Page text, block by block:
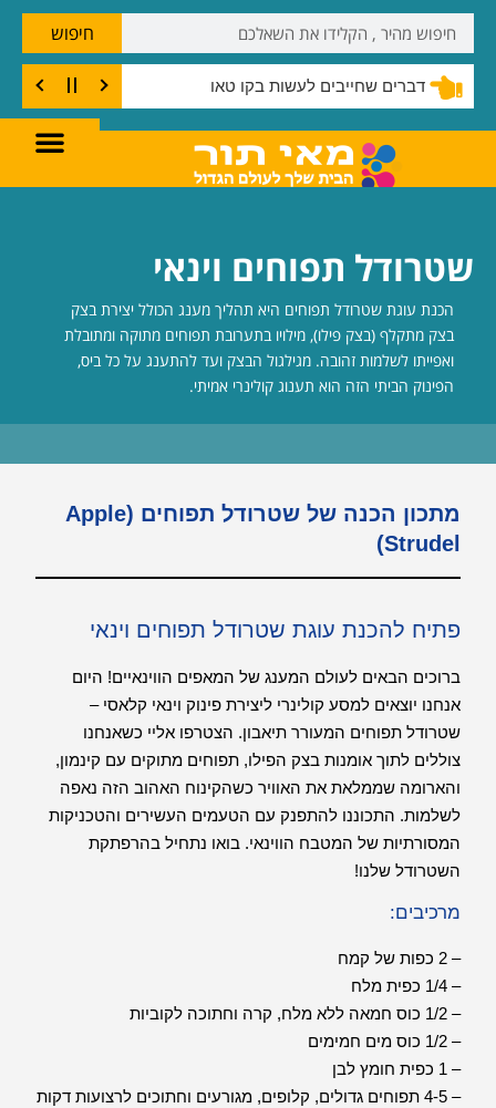
דברים שחייבים לעשות בקו טאו
חיפוש
שטרודל תפוחים וינאי
הכנת עוגת שטרודל תפוחים היא תהליך מענג הכולל יצירת בצק
בצק מתקלף (בצק פילו), מילויו בתערובת תפוחים מתוקה ומתובלת
ואפייתו לשלמות זהובה. מגילגול הבצק ועד להתענג על כל ביס,
הפינוק הביתי הזה הוא תענוג קולינרי אמיתי.
מתכון הכנה של שטרודל תפוחים (Apple
Strudel)
פתיח להכנת עוגת שטרודל תפוחים וינאי
ברוכים הבאים לעולם המענג של המאפים הווינאיים! היום
אנחנו יוצאים למסע קולינרי ליצירת פינוק וינאי קלאסי –
שטרודל תפוחים המעורר תיאבון. הצטרפו אליי כשאנחנו
צוללים לתוך אומנות בצק הפילו, תפוחים מתוקים עם קינמון,
והארומה שממלאת את האוויר כשהקינוח האהוב הזה נאפה
לשלמות. התכוננו להתפנק עם הטעמים העשירים והטכניקות
המסורתיות של המטבח הווינאי. בואו נתחיל בהרפתקת
השטרודל שלנו!
מרכיבים:
– 2 כפות של קמח
– 1/4 כפית מלח
– 1/2 כוס חמאה ללא מלח, קרה וחתוכה לקוביות
– 1/2 כוס מים חמימים
– 1 כפית חומץ לבן
– 4-5 תפוחים גדולים, קלופים, מגורעים וחתוכים לרצועות דקות